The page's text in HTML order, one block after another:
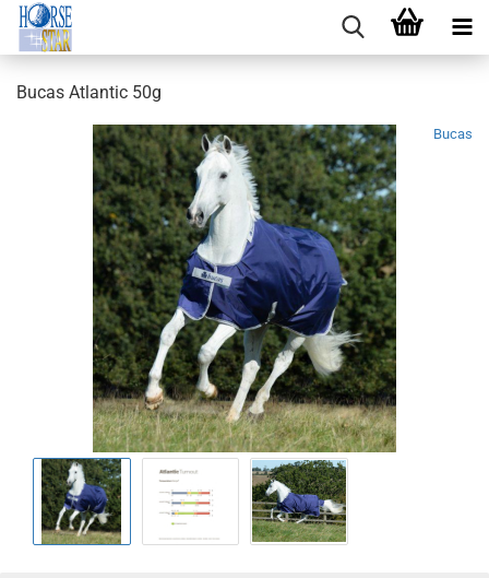
Bucas Atlantic 50g
Bucas